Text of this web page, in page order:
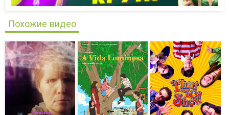
Похожие видео